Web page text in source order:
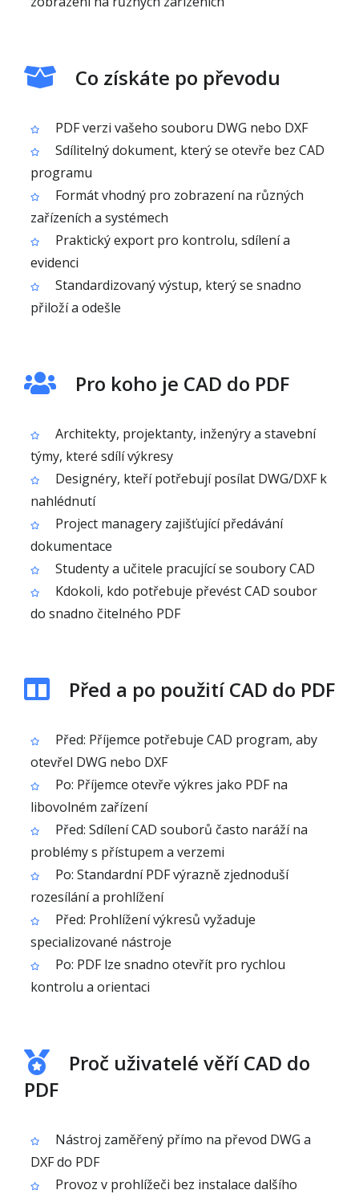
Co získáte po převodu
PDF verzi vašeho souboru DWG nebo DXF
Sdílitelný dokument, který se otevře bez CAD
programu
Formát vhodný pro zobrazení na různých
zařízeních a systémech
Praktický export pro kontrolu, sdílení a
evidenci
Standardizovaný výstup, který se snadno
přiloží a odešle
Pro koho je CAD do PDF
Architekty, projektanty, inženýry a stavební
týmy, které sdílí výkresy
Designéry, kteří potřebují posílat DWG/DXF k
nahlédnutí
Project managery zajišťující předávání
dokumentace
Studenty a učitele pracující se soubory CAD
Kdokoli, kdo potřebuje převést CAD soubor
do snadno čitelného PDF
Před a po použití CAD do PDF
Před: Příjemce potřebuje CAD program, aby
otevřel DWG nebo DXF
Po: Příjemce otevře výkres jako PDF na
libovolném zařízení
Před: Sdílení CAD souborů často naráží na
problémy s přístupem a verzemi
Po: Standardní PDF výrazně zjednoduší
rozesílání a prohlížení
Před: Prohlížení výkresů vyžaduje
specializované nástroje
Po: PDF lze snadno otevřít pro rychlou
kontrolu a orientaci
Proč uživatelé věří CAD do
PDF
Nástroj zaměřený přímo na převod DWG a
DXF do PDF
Provoz v prohlížeči bez instalace dalšího